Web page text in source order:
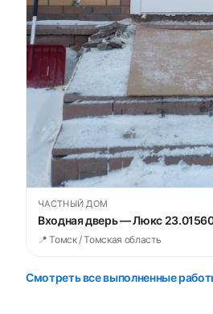
ЧАСТНЫЙ ДОМ
Входная дверь — Люкс
📍 Томск / Томская область
Смотреть все выполненные